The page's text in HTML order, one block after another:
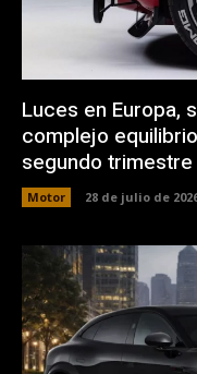
Luces en Europa,
complejo
segundo trimestre
Motor 28 de julio de